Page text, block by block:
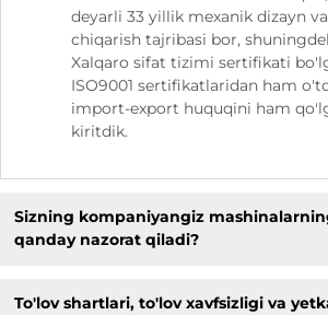
deyarli 33 yillik mexanik dizayn
chiqarish tajribasi bor,
Xalqaro sifat tizimi sertifikati
ISO9001 sertifikatlaridan ham
import-export huquqini ham
kiritdik.
Sizning kompaniyangiz
qanday nazorat qiladi?
To'lov shartlari, to'lov xavfsizligi va